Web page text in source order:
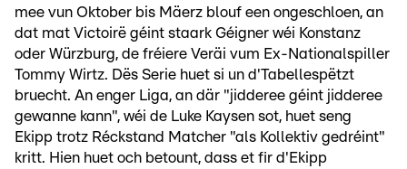
mee vun Oktober bis Mäerz blouf een ongeschloen, an
dat mat Victoirë géint staark Géigner wéi Konstanz
oder Würzburg, de fréiere Veräi vum Ex-Nationalspiller
Tommy Wirtz. Dës Serie huet si un d'Tabellespëtzt
bruecht. An enger Liga, an där "jidderee géint jidderee
gewanne kann", wéi de Luke Kaysen sot, huet seng
Ekipp trotz Réckstand Matcher "als Kollektiv gedréint"
kritt. Hien huet och betount, dass et fir d'Ekipp